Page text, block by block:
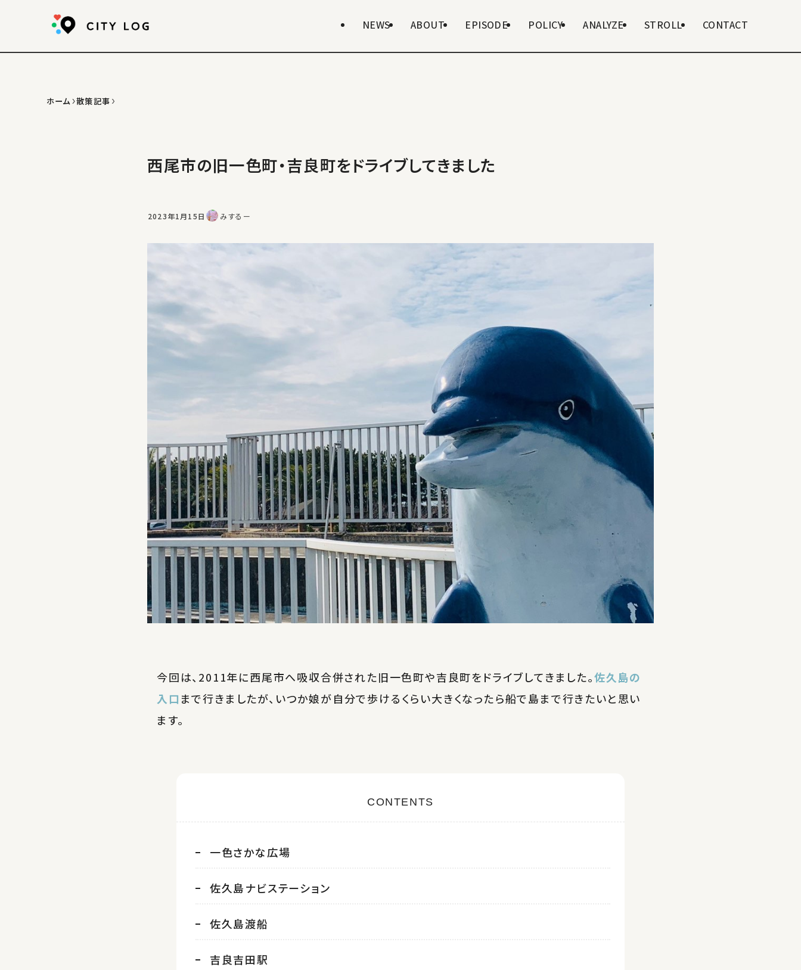
NEWS ABOUT EPISODE POLICY ANALYZE STROLL CONTACT
ホーム 散策記事
西尾市の旧一色町・吉良町をドライブしてきました
2023年1月15日 みするー
今回は、2011年に西尾市へ吸収合併された旧一色町や吉良町をドライブしてきました。佐久島の
入口 まで行きましたが、いつか娘が自分で歩けるくらい大きくなったら船で島まで行きたいと思い
ます。
CONTENTS
一色さかな広場
佐久島ナビステーション
佐久島渡船
吉良吉田駅